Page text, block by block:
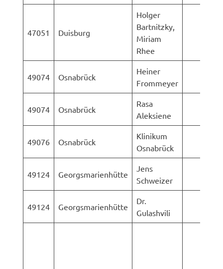
47051 Duisburg
Holger
Bartnitzky,
Miriam
Rhee
49074 Osnabrück
Heiner
Frommeyer
49074 Osnabrück
Rasa
Aleksiene
49076 Osnabrück
Klinikum
Osnabrück
49124 Georgsmarienhütte
Jens
Schweizer
49124 Georgsmarienhütte
Dr.
Gulashvili